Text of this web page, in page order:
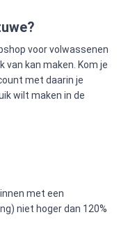
voor volwassenen
van kan maken. Kom je
met daarin je
wilt maken in de
met een
niet hoger dan 120%